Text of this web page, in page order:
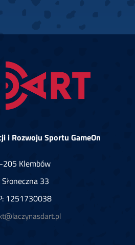
i Rozwoju Sportu GameOn
Klembów
33
1251730038